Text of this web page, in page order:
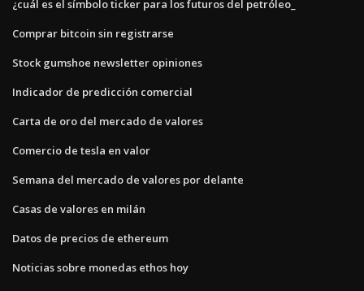
¿cuál es el símbolo ticker para los futuros del petróleo_
Comprar bitcoin sin registrarse
Stock gumshoe newsletter opiniones
Indicador de predicción comercial
Carta de oro del mercado de valores
Comercio de tesla en valor
Semana del mercado de valores por delante
Casas de valores en milán
Datos de precios de ethereum
Noticias sobre monedas ethos hoy